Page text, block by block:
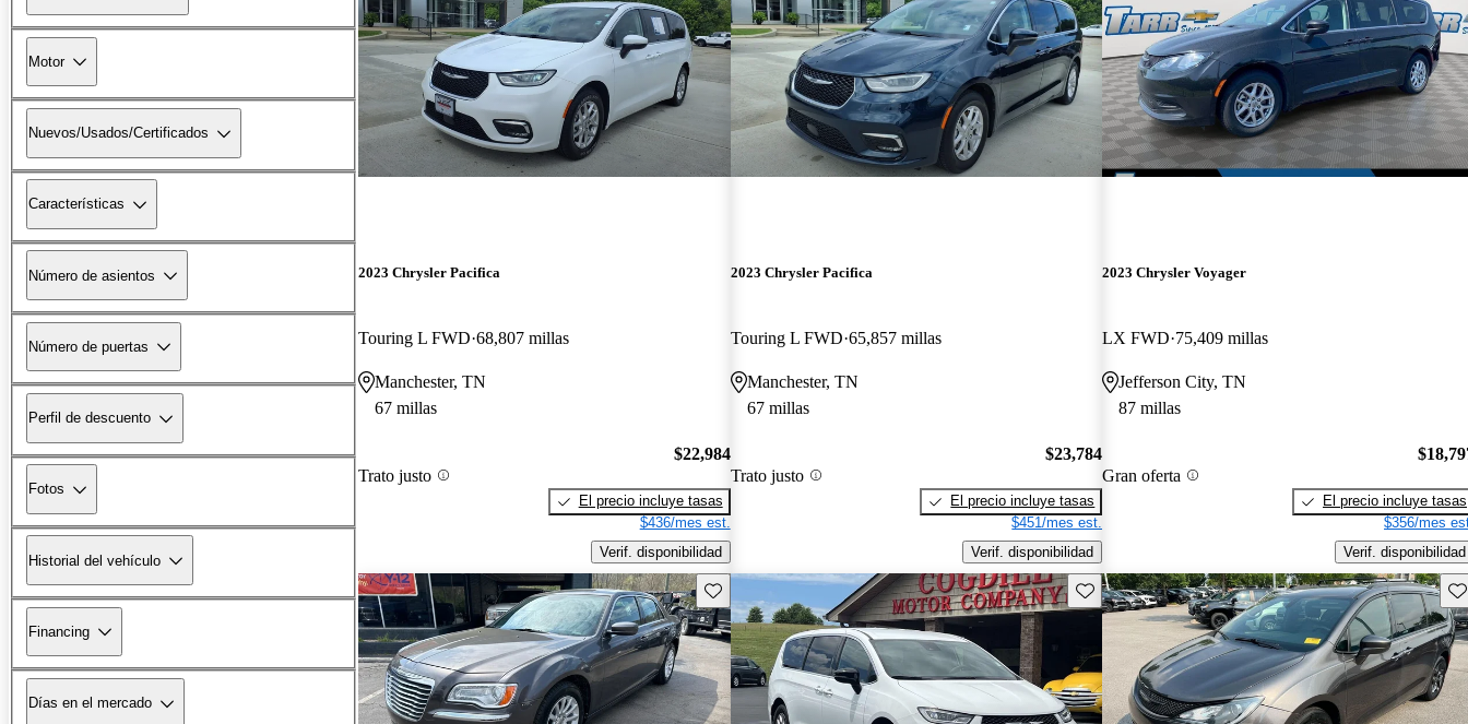
Motor
Nuevos/Usados/Certificados
Características
Número de asientos
Número de puertas
Perfil de descuento
Fotos
Historial del vehículo
Financing
Días en el mercado
2023 Chrysler Pacifica
Touring L FWD 68,807 millas
Manchester, TN
67 millas
Trato justo
$22,984
El precio incluye tasas
$436/mes est.
Verif. disponibilidad
2023 Chrysler Pacifica
Touring L FWD 65,857 millas
Manchester, TN
67 millas
Trato justo
$23,784
El precio incluye tasas
$451/mes est.
Verif. disponibilidad
2023 Chrysler Voyager
LX FWD 75,409 millas
Jefferson City, TN
87 millas
Gran oferta
El precio incluye tasas
$356/mes
Verif. disponibilidad
Guarda este Aviso Guarda este Aviso